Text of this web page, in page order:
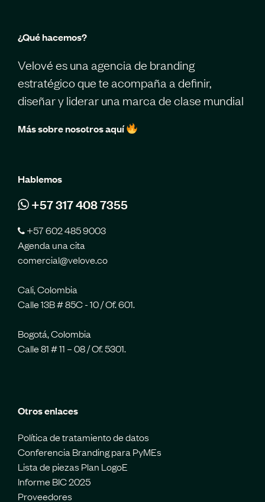
¿Qué hacemos?
Velové es una agencia de branding
estratégico que te acompaña a definir,
diseñar y liderar una marca de clase mundial
Más sobre nosotros aquí
Hablemos
+57 317 408 7355
+57 602 485 9003
Agenda una cita
comercial@velove.co
Cali, Colombia
Calle 13B # 85C - 10 / Of. 601.
Bogotá, Colombia
Calle 81 # 11 – 08 / Of. 5301.
Otros enlaces
Política de tratamiento de datos
Conferencia Branding para PyMEs
Lista de piezas Plan LogoE
Informe BIC 2025
Proveedores